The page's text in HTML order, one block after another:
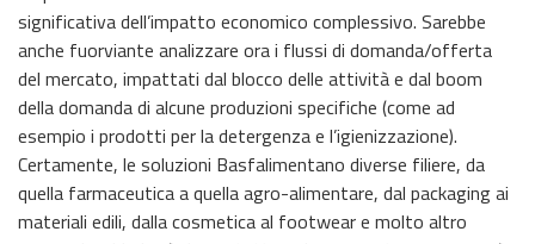
significativa dell’impatto economico complessivo. Sarebbe
anche fuorviante analizzare ora i flussi di domanda/offerta
del mercato, impattati dal blocco delle attività e dal boom
della domanda di alcune produzioni specifiche (come ad
esempio i prodotti per la detergenza e l’igienizzazione).
Certamente, le soluzioni Basfalimentano diverse filiere, da
quella farmaceutica a quella agro-alimentare, dal packaging ai
materiali edili, dalla cosmetica al footwear e molto altro